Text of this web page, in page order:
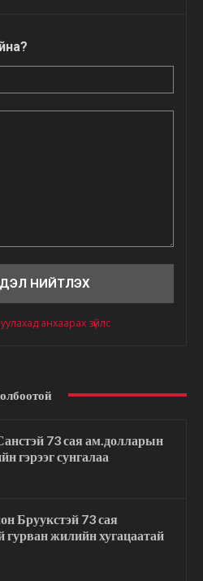
анхаарах зүйлс
73 сая ам.долларын
гэрээг сунгалаа
Бруукстэй 73 сая
гурван жилийн хугацаатай